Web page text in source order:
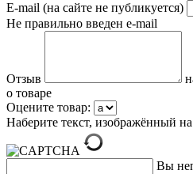
E-mail (на сайте не публикуется)
Не правильно введен e-mail
Отзыв
о товаре
Оцените товар:
Наберите текст, изображённый
Вы